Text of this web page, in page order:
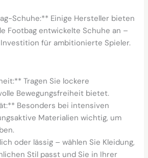
Schuhe:** Einige Hersteller bieten
Footbag entwickelte Schuhe an –
für ambitionierte Spieler.
Tragen Sie lockere
Bewegungsfreiheit bietet.
Besonders bei intensiven
Materialien wichtig, um
oder lässig – wählen Sie Kleidung,
Stil passt und Sie in Ihrer